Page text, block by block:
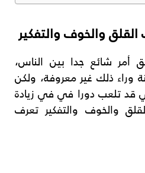
والخوف والتفكير
أمر شائع جدا بين الناس،
وراء ذلك غير معروفة، ولكن
قد تلعب دورا في في زيادة
والخوف والتفكير تعرف